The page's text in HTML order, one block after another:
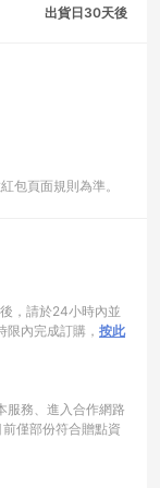
出貨日30天後
包頁面規則為準。
，請於24小時內並
內完成訂購， 按此
服務、進入合作網路
僅部份符合贈點資